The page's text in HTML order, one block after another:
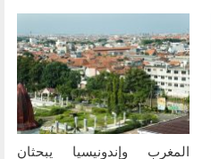
المغرب وإندونيسيا يبحثان